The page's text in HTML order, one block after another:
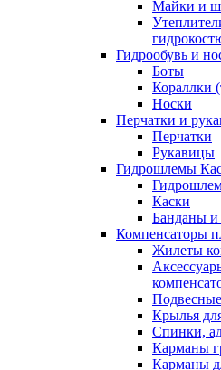
Майки и
Гидрообувь и
Боты
Кораллки
Носки
Перчатки и
Перчатки
Рукавицы
Гидрошлемы
Каски
Банданы
Компенсаторы
Жилеты
Крылья
Спинки,
Карманы
Карманы